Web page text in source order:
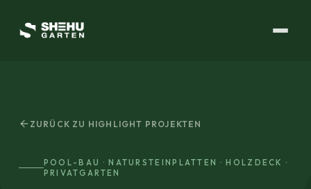
ZURÜCK ZU HIGHLIGHT PROJEKTEN
POOL-BAU · NATURSTEINPLATTEN · HOLZDECK ·
PRIVATGARTEN